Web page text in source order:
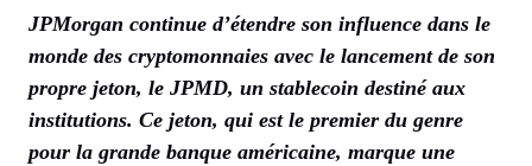
JPMorgan continue d’étendre son influence dans le
monde des cryptomonnaies avec le lancement de son
propre jeton, le JPMD, un stablecoin destiné aux
institutions. Ce jeton, qui est le premier du genre
pour la grande banque américaine, marque une